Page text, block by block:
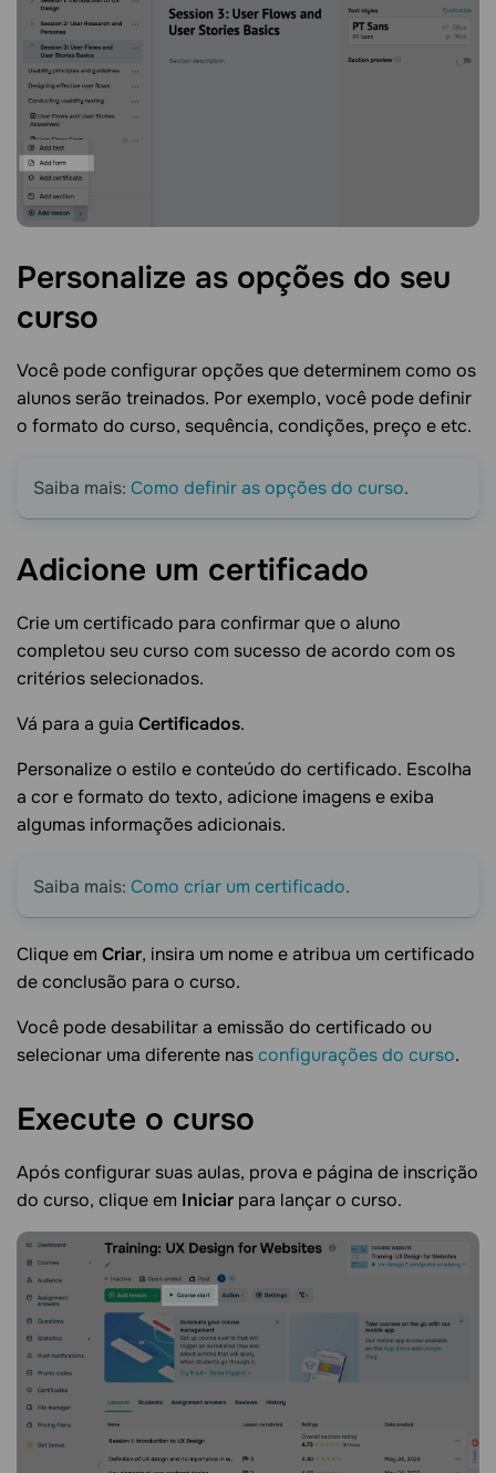
Personalize as opções do seu
curso
Você pode configurar opções que determinem como os
alunos serão treinados. Por exemplo, você pode definir
o formato do curso, sequência, condições, preço e etc.
Saiba mais: Como definir as opções do curso.
Adicione um certificado
Crie um certificado para confirmar que o aluno
completou seu curso com sucesso de acordo com os
critérios selecionados.
Vá para a guia Certificados.
Personalize o estilo e conteúdo do certificado. Escolha
a cor e formato do texto, adicione imagens e exiba
algumas informações adicionais.
Saiba mais: Como criar um certificado.
Clique em Criar, insira um nome e atribua um certificado
de conclusão para o curso.
Você pode desabilitar a emissão do certificado ou
selecionar uma diferente nasconfigurações do curso.
Execute o curso
Após configurar suas aulas, prova e página de inscrição
do curso, clique em Iniciar para lançar o curso.